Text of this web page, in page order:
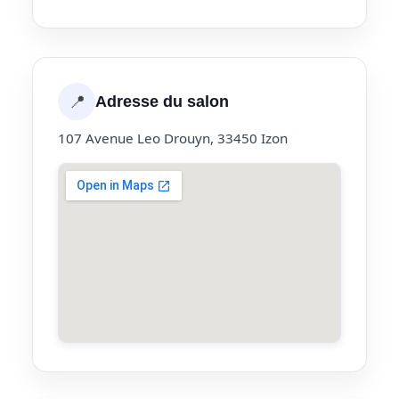
📍 Adresse du salon
107 Avenue Leo Drouyn, 33450 Izon